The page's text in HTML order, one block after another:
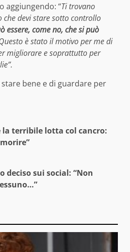
aggiungendo: “Ti trovano
che devi stare sotto controllo
essere, come no, che si può
è stato il motivo per me di
migliorare e soprattutto per
bene e di guardare per
la terribile lotta col cancro:
deciso sui social: “Non